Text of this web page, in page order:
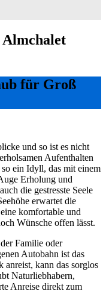
für Groß
und so ist es nicht
Aufenthalten
ein Idyll, das mit einem
Erholung und
die gestresste Seele
erwartet die
komfortable und
Wünsche offen lässt.
Familie oder
Autobahn ist das
anreist, kann das sorglos
Naturliebhabern,
Anreise direkt zum